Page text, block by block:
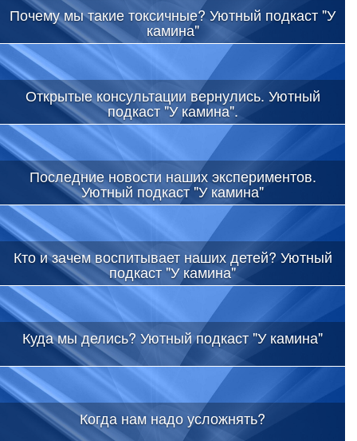
Почему мы такие токсичные? Уютный подкаст "У
камина"
Открытые консультации вернулись. Уютный
подкаст "У камина".
Последние новости наших экспериментов.
Уютный подкаст "У камина"
Кто и зачем воспитывает наших детей? Уютный
подкаст "У камина"
Куда мы делись? Уютный подкаст "У камина"
Когда нам надо усложнять?